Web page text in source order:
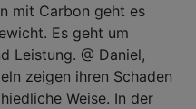
mit Carbon geht es
Es geht um
Leistung. @ Daniel,
zeigen ihren Schaden
Weise. In der